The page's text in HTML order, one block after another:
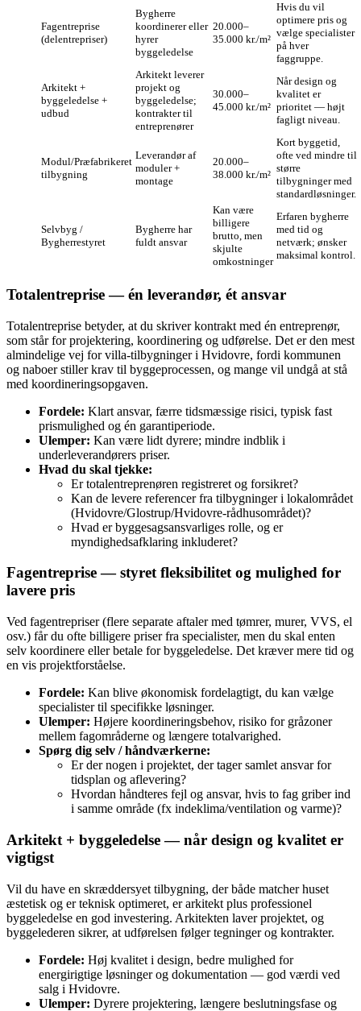
Fagentreprise
(delentrepriser)
Bygherre
koordinerer eller
hyrer
byggeledelse
20.000–
35.000 kr./m²
Hvis du vil
optimere pris og
vælge specialister
på hver
faggruppe.
Arkitekt +
byggeledelse +
udbud
Arkitekt leverer
projekt og
byggeledelse;
kontrakter til
entreprenører
30.000–
45.000 kr./m²
Når design og
kvalitet er
prioritet — højt
fagligt niveau.
Modul/Præfabrikeret
tilbygning
Leverandør af
moduler +
montage
20.000–
38.000 kr./m²
Kort byggetid,
ofte ved mindre til
større
tilbygninger med
standardløsninger.
Selvbyg /
Bygherrestyret
Bygherre har
fuldt ansvar
Kan være
billigere
brutto, men
skjulte
omkostninger
Erfaren bygherre
med tid og
netværk; ønsker
maksimal kontrol.
Totalentreprise — én leverandør, ét ansvar
Totalentreprise betyder, at du skriver kontrakt med én entreprenør,
som står for projektering, koordinering og udførelse. Det er den mest
almindelige vej for villa‑tilbygninger i Hvidovre, fordi kommunen
og naboer stiller krav til byggeprocessen, og mange vil undgå at stå
med koordineringsopgaven.
Fordele: Klart ansvar, færre tidsmæssige risici, typisk fast
prismulighed og én garantiperiode.
Ulemper: Kan være lidt dyrere; mindre indblik i
underleverandørers priser.
Hvad du skal tjekke:
Er totalentreprenøren registreret og forsikret?
Kan de levere referencer fra tilbygninger i lokalområdet
(Hvidovre/Glostrup/Hvidovre‑rådhusområdet)?
Hvad er byggesagsansvarliges rolle, og er
myndighedsafklaring inkluderet?
Fagentreprise — styret fleksibilitet og mulighed for
lavere pris
Ved fagentrepriser (flere separate aftaler med tømrer, murer, VVS, el
osv.) får du ofte billigere priser fra specialister, men du skal enten
selv koordinere eller betale for byggeledelse. Det kræver mere tid og
en vis projektforståelse.
Fordele: Kan blive økonomisk fordelagtigt, du kan vælge
specialister til specifikke løsninger.
Ulemper: Højere koordineringsbehov, risiko for gråzoner
mellem fagområderne og længere totalvarighed.
Spørg dig selv / håndværkerne:
Er der nogen i projektet, der tager samlet ansvar for
tidsplan og aflevering?
Hvordan håndteres fejl og ansvar, hvis to fag griber ind
i samme område (fx indeklima/ventilation og varme)?
Arkitekt + byggeledelse — når design og kvalitet er
vigtigst
Vil du have en skræddersyet tilbygning, der både matcher huset
æstetisk og er teknisk optimeret, er arkitekt plus professionel
byggeledelse en god investering. Arkitekten laver projektet, og
byggelederen sikrer, at udførelsen følger tegninger og kontrakter.
Fordele: Høj kvalitet i design, bedre mulighed for
energirigtige løsninger og dokumentation — god værdi ved
salg i Hvidovre.
Ulemper: Dyrere projektering, længere beslutningsfase og